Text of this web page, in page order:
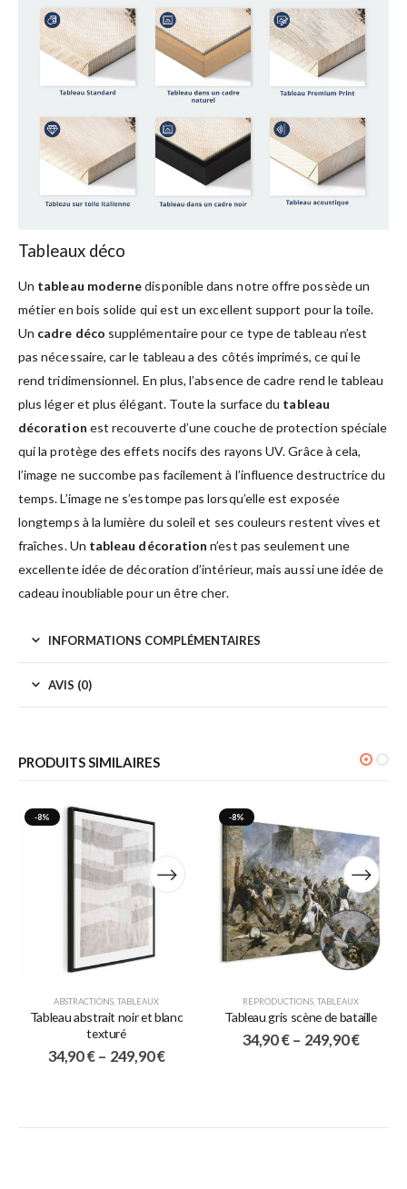
Tableaux déco
Un tableau modernedisponible dans notre offre possède un
métier en bois solide qui est un excellent support pour la toile.
Un cadre déco supplémentaire pour ce type de tableau n’est
pas nécessaire, car le tableau a des côtés imprimés, ce qui le
rend tridimensionnel. En plus, l’absence de cadre rend le tableau
plus léger et plus élégant. Toute la surface du tableau
décoration est recouverte d’une couche de protection spéciale
qui la protège des effets nocifs des rayons UV. Grâce à cela,
l’image ne succombe pas facilement à l’influence destructrice du
temps. L’image ne s’estompe pas lorsqu’elle est exposée
longtemps à la lumière du soleil et ses couleurs restent vives et
fraîches. Un tableau décoration n’est pas seulement une
excellente idée de décoration d’intérieur, mais aussi une idée de
cadeau inoubliable pour un être cher.
INFORMATIONS COMPLÉMENTAIRES
AVIS (0)
PRODUITS SIMILAIRES
-8%
ABSTRACTIONS TABLEAUX
Tableau abstrait noir et blanc
texturé
34,90€ – 249,90€
-8%
REPRODUCTIONS TABLEAUX
Tableau gris scène de bataille
34,90€ – 249,90€